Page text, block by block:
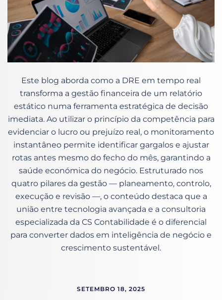
Este blog aborda como a DRE em tempo real
transforma a gestão financeira de um relatório
estático numa ferramenta estratégica de decisão
imediata. Ao utilizar o princípio da competência para
evidenciar o lucro ou prejuízo real, o monitoramento
instantâneo permite identificar gargalos e ajustar
rotas antes mesmo do fecho do mês, garantindo a
saúde económica do negócio. Estruturado nos
quatro pilares da gestão — planeamento, controlo,
execução e revisão —, o conteúdo destaca que a
união entre tecnologia avançada e a consultoria
especializada da CS Contabilidade é o diferencial
para converter dados em inteligência de negócio e
crescimento sustentável.
SETEMBRO 18, 2025